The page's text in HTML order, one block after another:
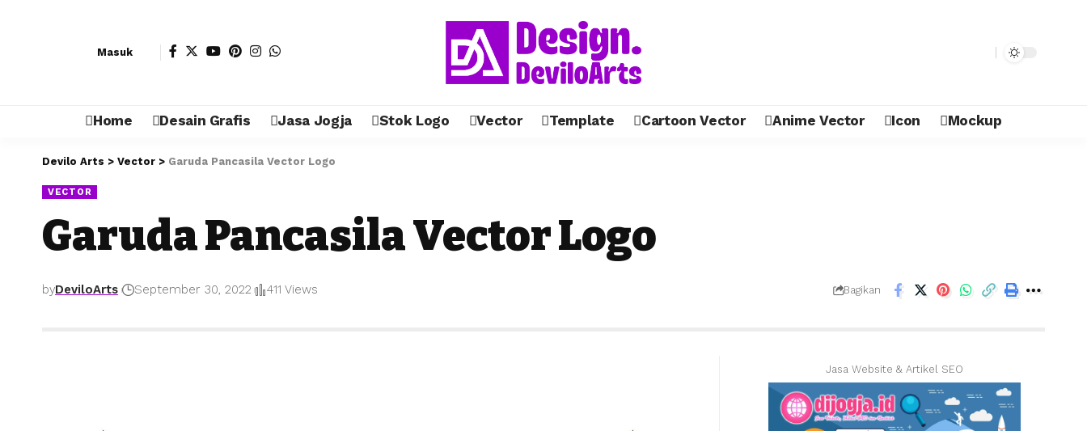
Masuk
Home Desain Grafis Jasa Jogja Stok Logo Vector Template Cartoon Vector Anime Vector Icon Mockup
Devilo Arts > Vector > Garuda Pancasila Vector Logo
VECTOR
Garuda Pancasila Vector Logo
byDeviloArts September 30, 2022 411 Views Bagikan
Jasa Website & Artikel SEO